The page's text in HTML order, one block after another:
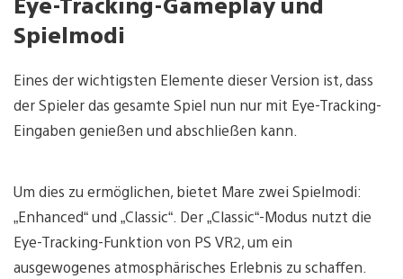
Spielmodi
Eines der wichtigsten Elemente dieser Version ist, dass
der Spieler das gesamte Spiel nun nur mit Eye-Tracking-
Eingaben genießen und abschließen kann.
Um dies zu ermöglichen, bietet Mare zwei Spielmodi:
„Enhanced“ und „Classic“. Der „Classic“-Modus nutzt die
Eye-Tracking-Funktion von PS VR2, um ein
ausgewogenes atmosphärisches Erlebnis zu schaffen.